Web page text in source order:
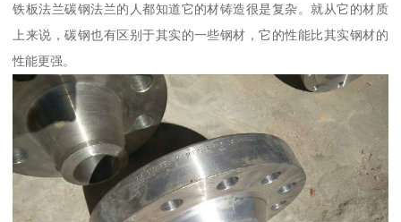
铁板法兰碳钢法兰的人都知道它的材铸造很是复杂。就从它的材质
上来说，碳钢也有区别于其实的一些钢材，它的性能比其实钢材的
性能更强。